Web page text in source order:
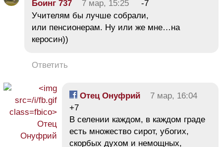
Боинг 737 7 мар, 15:25
-7
Учителям бы лучше собрали,
или пенсионерам. Ну или же мне…на
керосин))
Ответить
Отец Онуфрий
7 мар, 16:04
+7
В селении каждом, в каждом граде
есть множество сирот, убогих,
скорбых духом и немощных,